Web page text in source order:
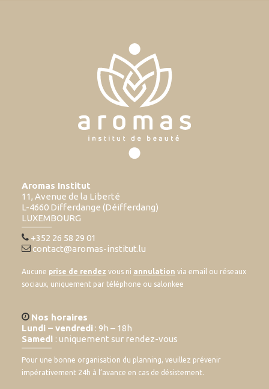
Aromas Institut
11, Avenue de la Liberté
L-4660 Differdange (Déifferdang)
LUXEMBOURG
+352 26 58 29 01
contact@aromas-institut.lu
Aucune prise de rendez vous ni annulation via email ou réseaux
sociaux, uniquement par téléphone ou salonkee
Nos horaires
Lundi – vendredi : 9h – 18h
Samedi : uniquement sur rendez-vous
Pour une bonne organisation du planning, veuillez prévenir
impérativement 24h à l’avance en cas de désistement.